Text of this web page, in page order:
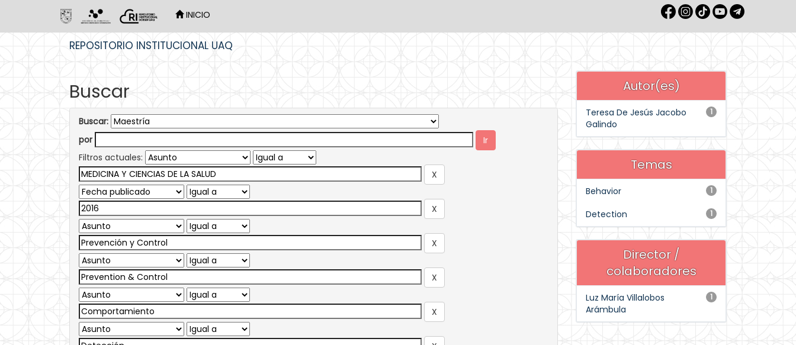
INICIO
REPOSITORIO INSTITUCIONAL UAQ
Buscar
Buscar:
por
Filtros actuales:
Autor(es)
1
Teresa De Jesús Jacobo
Galindo
Temas
1
Behavior
1
Detection
Director /
colaboradores
1
Luz María Villalobos
Arámbula